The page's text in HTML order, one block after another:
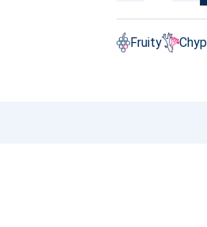
Fruity